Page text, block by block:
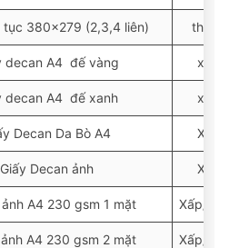
tục 380×279 (2,3,4 liên) thùng
decan A4 đế vàng xấp
decan A4 đế xanh xấp
Decan Da Bò A4 Xấp
Giấy Decan ảnh Xấp
ảnh A4 230 gsm 1 mặt Xấp/50
A4 230 gsm 2 mặt Xấp/50